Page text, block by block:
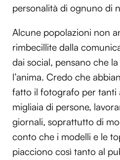
personalità di ognuno di
Alcune popolazioni non
rimbecillite dalla
dai social, pensano che
l’anima. Credo che
fatto il fotografo per
migliaia di persone,
giornali, soprattutto di
conto che i modelli e le
piacciono così tanto al